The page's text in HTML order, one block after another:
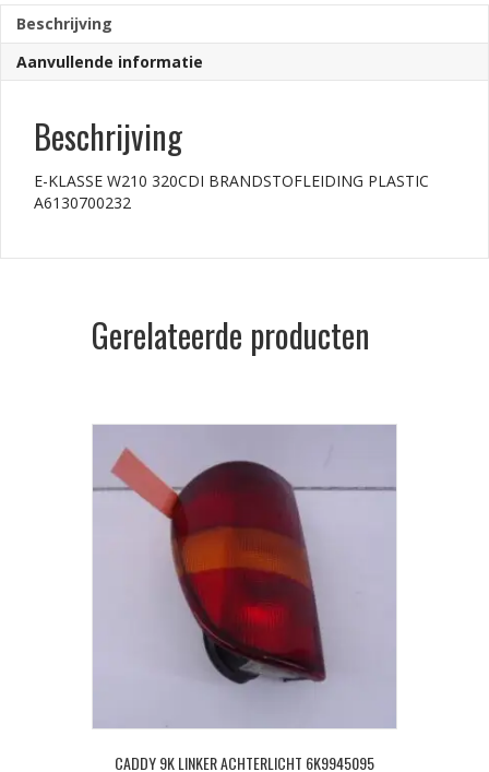
Beschrijving
Aanvullende informatie
Beschrijving
E-KLASSE W210 320CDI BRANDSTOFLEIDING PLASTIC
A6130700232
Gerelateerde producten
CADDY 9K LINKER ACHTERLICHT 6K9945095